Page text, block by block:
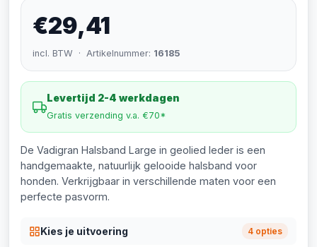
€29,41
incl. BTW · Artikelnummer: 16185
Levertijd 2-4 werkdagen
Gratis verzending v.a. €70*
De Vadigran Halsband Large in geolied leder is een
handgemaakte, natuurlijk gelooide halsband voor
honden. Verkrijgbaar in verschillende maten voor een
perfecte pasvorm.
Kies je uitvoering 4 opties